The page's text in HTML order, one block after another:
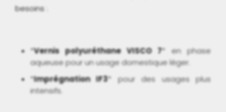
besoins :
*Vernis polyuréthane VISCO 7* en phase
aqueuse pour un usage domestique léger.
*Imprégnation IF3* pour des usages plus
intensifs.